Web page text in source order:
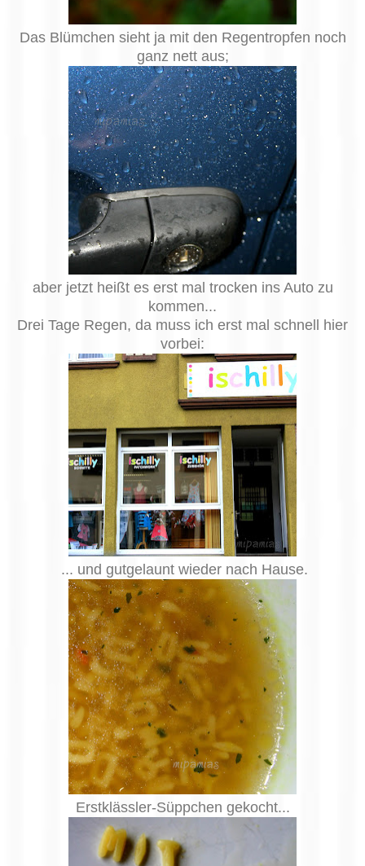
Das Blümchen sieht ja mit den Regentropfen noch
ganz nett aus;
aber jetzt heißt es erst mal trocken ins Auto zu
kommen...
Drei Tage Regen, da muss ich erst mal schnell hier
vorbei:
... und gutgelaunt wieder nach Hause.
Erstklässler-Süppchen gekocht...